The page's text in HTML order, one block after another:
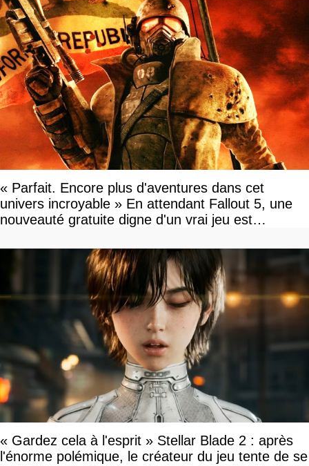
« Parfait. Encore plus d'aventures dans cet
univers incroyable » En attendant Fallout 5, une
nouveauté gratuite digne d'un vrai jeu est
« Gardez cela à l'esprit » Stellar Blade 2 : après
l'énorme polémique, le créateur du jeu tente de se